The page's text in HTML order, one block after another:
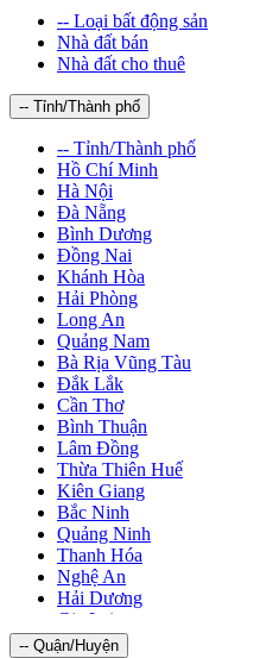
-- Loại bất động sản
Nhà đất bán
Nhà đất cho thuê
-- Tỉnh/Thành phố
-- Tỉnh/Thành phố
Hồ Chí Minh
Hà Nội
Đà Nẵng
Bình Dương
Đồng Nai
Khánh Hòa
Hải Phòng
Long An
Quảng Nam
Bà Rịa Vũng Tàu
Đắk Lắk
Cần Thơ
Bình Thuận
Lâm Đồng
Thừa Thiên Huế
Kiên Giang
Bắc Ninh
Quảng Ninh
Thanh Hóa
Nghệ An
Hải Dương
Gia Lai
Bình Phước
-- Quận/Huyện